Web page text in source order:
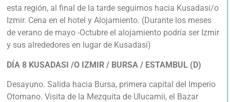
esta región, al final de la tarde seguimos hacia Kusadasi/o
Izmir. Cena en el hotel y Alojamiento. (Durante los meses
de verano de mayo -Octubre el alojamiento podría ser Izmir
y sus alrededores en lugar de Kusadasi)
DÍA 8 KUSADASI /O IZMIR / BURSA / ESTAMBUL (D)
Desayuno. Salida hacia Bursa, primera capital del Imperio
Otomano. Visita de la Mezquita de Ulucamii, el Bazar